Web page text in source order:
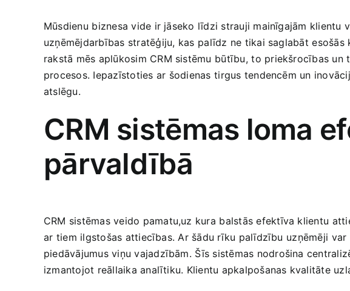
Mūsdienu⁣ biznesa vide ir jāseko līdzi strauji mainīgajām
uzņēmējdarbības stratēģiju, ⁤kas⁢ palīdz ne tikai saglabāt⁢
rakstā mēs aplūkosim CRM sistēmu⁢ būtību,⁤ to‍ priekšrocības
procesos. Iepazīstoties ar⁤ šodienas⁣ tirgus tendencēm un
atslēgu.
CRM sistēmas loma
pārvaldībā
CRM ‍sistēmas veido‍ pamatu,uz kura⁣ balstās​ efektīva klientu⁣
ar⁣ tiem ilgstošas attiecības. Ar‍ šādu rīku palīdzību ⁢uzņēmēji⁤ var
piedāvājumus viņu vajadzībām. ⁣Šīs sistēmas nodrošina
izmantojot reāllaika analītiku. Klientu‌ apkalpošanas kvalitāte